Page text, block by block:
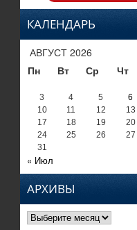
КАЛЕНДАРЬ
АВГУСТ 2026
Пн
Вт Ср Чт
3
4 5 6
10
11 12 13
17
18 19 20
24
25 26 27
31
« Июл
АРХИВЫ
Архивы